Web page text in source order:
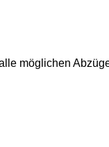
möglichen